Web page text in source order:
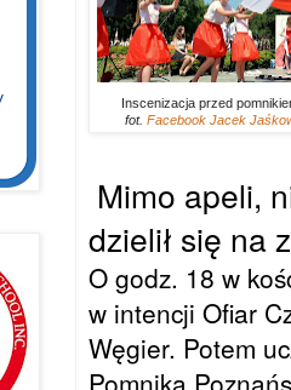
Inscenizacja przed
fot. Facebook Jacek
Mimo apeli,
dzielił się na
O godz. 18 w
w intencji Ofiar
Węgier. Potem